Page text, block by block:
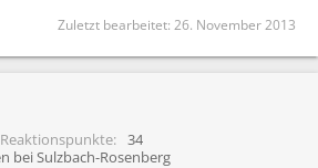
Zuletzt bearbeitet: 26. November 2013
Reaktionspunkte
34
bei Sulzbach-Rosenberg